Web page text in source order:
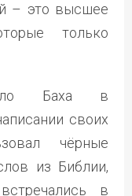
– это высшее
только
Баха в
своих
чёрные
из Библии,
в